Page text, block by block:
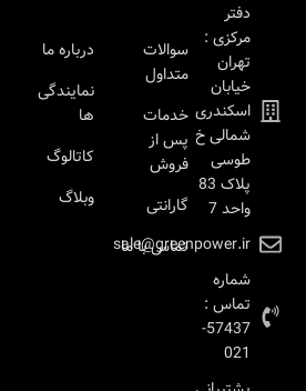
دفتر
مرکزی :
تهران
خیابان
اسکندری
شمالی خ
طوسی
پلاک 83
واحد 7
sale@greenpower.ir
شماره
تماس :
57437-
021
سوالات
متداول
خدمات
پس از
فروش
گارانتی
تماس با ما
درباره ما
نمایندگی
ها
کاتالوگ
وبلاگ